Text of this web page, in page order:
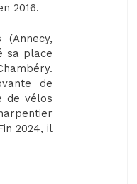
2016.
sa place
de
de vélos
2024, il